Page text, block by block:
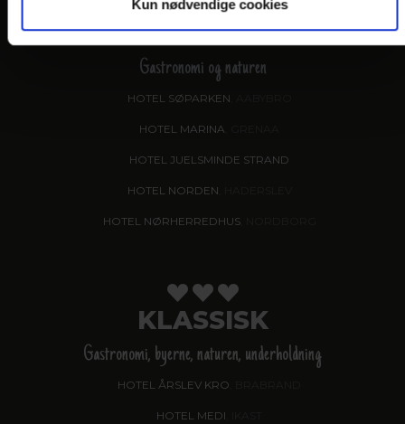
Kun nødvendige cookies
VANDKANTEN
Gastronomi og naturen
HOTEL SØPARKEN
HOTEL MARINA
HOTEL JUELSMINDE STRAND
HOTEL NORDEN
HOTEL NØRHERREDHUS, NORDBORG
KLASSISK
Gastronomi, byerne, naturen, underholdning
HOTEL ÅRSLEV KRO
HOTEL MEDI